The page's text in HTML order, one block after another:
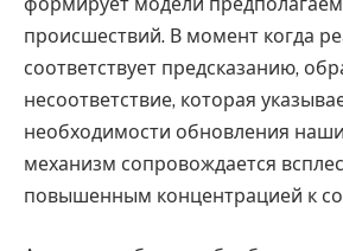
происшествий. В момент когда
соответствует предсказанию,
несоответствие, которая
необходимости обновления
механизм сопровождается
повышенным концентрацией к